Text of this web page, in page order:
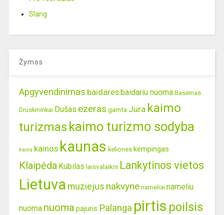
Slang
Žymos
Apgyvendinimas baidaresbaidariu nuoma Baseinas
Druskininkai Dušas ezeras gamta Jura kaimo
turizmas kaimo turizmo sodyba
kaina kainos kaunas keliones kempingas
Klaipėda Kubilas laisvalaikis Lankytinos vietos
Lietuva muziejus nakvyne nameliai nameliu
nuoma nuoma pajuris Palanga pirtis poilsis